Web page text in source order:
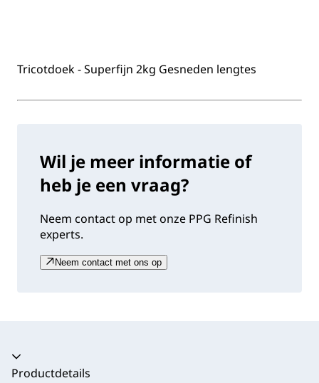
Tricotdoek - Superfijn 2kg Gesneden lengtes
Wil je meer informatie of
heb je een vraag?
Neem contact op met onze PPG Refinish
experts.
Neem contact met ons op
Productdetails